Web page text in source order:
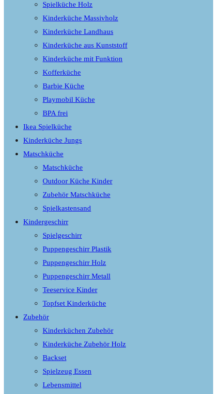
Spielküche Holz
Kinderküche Massivholz
Kinderküche Landhaus
Kinderküche aus Kunststoff
Kinderküche mit Funktion
Kofferküche
Barbie Küche
Playmobil Küche
BPA frei
Ikea Spielküche
Kinderküche Jungs
Matschküche
Matschküche
Outdoor Küche Kinder
Zubehör Matschküche
Spielkastensand
Kindergeschirr
Spielgeschirr
Puppengeschirr Plastik
Puppengeschirr Holz
Puppengeschirr Metall
Teeservice Kinder
Topfset Kinderküche
Zubehör
Kinderküchen Zubehör
Kinderküche Zubehör Holz
Backset
Spielzeug Essen
Lebensmittel